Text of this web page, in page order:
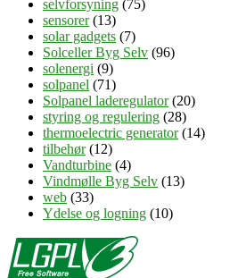
selvforsyning (75)
sensorer(13)
solar gadgets (7)
Solceller Byg Selv (96)
solenergi (9)
solpanel (71)
Solpanel laderegulator(20)
styring og regulering (28)
thermoelectric generator(14)
tilbehør(12)
Vandturbine (4)
Vindmølle Byg Selv (13)
web (33)
Ydelse og logning (10)